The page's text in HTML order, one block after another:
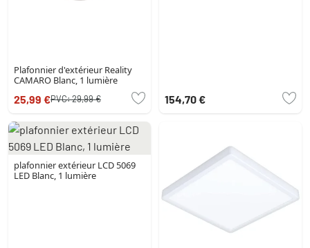
Plafonnier d'extérieur Reality
CAMARO Blanc, 1 lumière
25,99 €PVC:29,99 € 154,70 €
plafonnier extérieur LCD 5069
LED Blanc, 1 lumière